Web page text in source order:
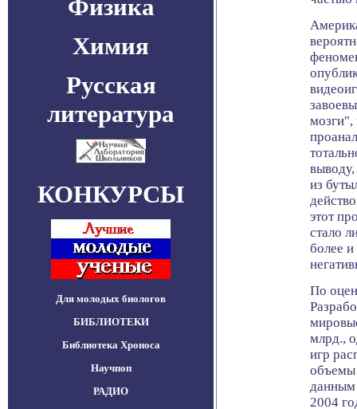
Физика
Химия
Русская
литература
КОНКУРСЫ
Для молодых биологов
БИБЛИОТЕКИ
Библиотека Хроноса
Научпоп
РАДИО
мозги",
из
этот
стало
более
По
млрд.,
игр
объемы
данным
2004